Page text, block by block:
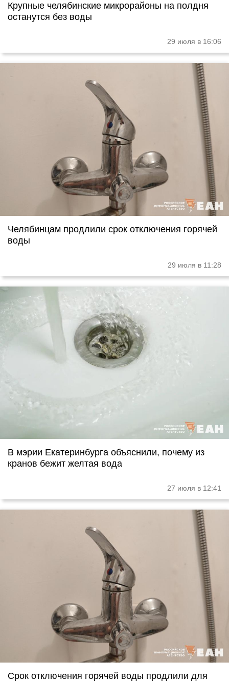
Крупные челябинские микрорайоны на полдня
останутся без воды
29 июля в 16:06
Челябинцам продлили срок отключения горячей
воды
29 июля в 11:28
В мэрии Екатеринбурга объяснили, почему из
кранов бежит желтая вода
27 июля в 12:41
Срок отключения горячей воды продлили для